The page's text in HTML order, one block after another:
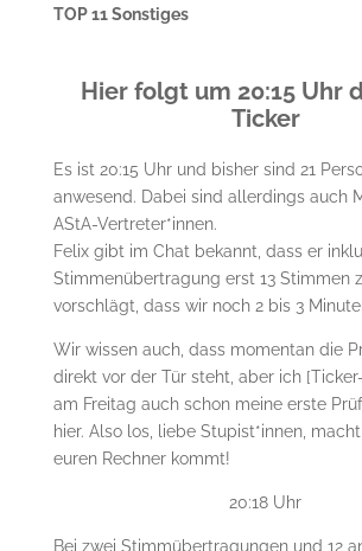
TOP 11 Sonstiges
Hier folgt um 20:15 Uhr
Ticker
Es ist 20:15 Uhr und bisher sind 21
anwesend. Dabei sind allerdings auch
AStA-Vertreter*innen.
Felix gibt im Chat bekannt, dass er
Stimmenübertragung erst 13 Stimmen
vorschlägt, dass wir noch 2 bis 3
Wir wissen auch, dass momentan die
direkt vor der Tür steht, aber ich
am Freitag auch schon meine erste
hier. Also los, liebe Stupist*innen,
euren Rechner kommt!
20:18 Uhr
Bei zwei Stimmübertragungen und 12